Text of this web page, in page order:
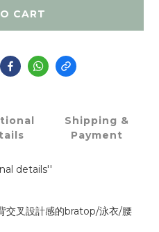
CART
Shipping &
Payment
details''
交叉設計感的bratop/泳衣/腰